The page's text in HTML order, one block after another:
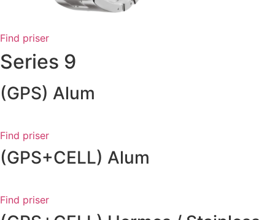
Find priser
Series 9
(GPS) Alum
Find priser
(GPS+CELL) Alum
Find priser